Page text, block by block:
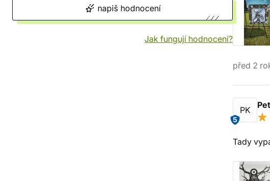
napiš hodnocení
Jak fungují hodnocení?
před 2
PK
5
Tady